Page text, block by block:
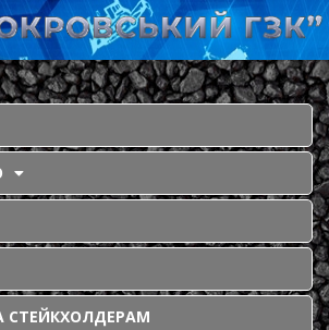
СТЕЙКХОЛДЕРАМ